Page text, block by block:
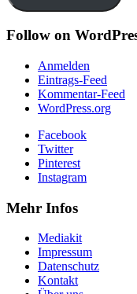
Follow on
Anmelden
Eintrags-Feed
Kommentar-Feed
WordPress.org
Facebook
Twitter
Pinterest
Instagram
Mehr Infos
Mediakit
Impressum
Datenschutz
Kontakt